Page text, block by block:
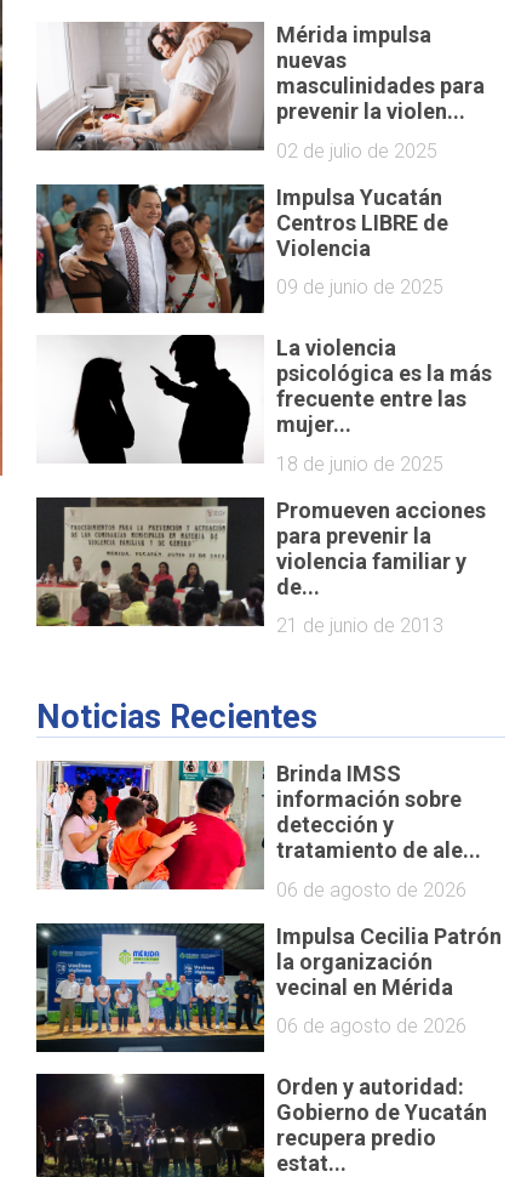
Mérida impulsa
nuevas
masculinidades para
prevenir la violen...
02 de julio de 2025
Impulsa Yucatán
Centros LIBRE de
Violencia
09 de junio de 2025
La violencia
psicológica es la más
frecuente entre las
mujer...
18 de junio de 2025
Promueven acciones
para prevenir la
violencia familiar y
de...
21 de junio de 2013
Noticias Recientes
Brinda IMSS
información sobre
detección y
tratamiento de ale...
06 de agosto de 2026
Impulsa Cecilia Patrón
la organización
vecinal en Mérida
06 de agosto de 2026
Orden y autoridad:
Gobierno de Yucatán
recupera predio
estat...